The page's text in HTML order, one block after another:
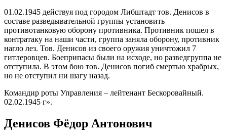
01.02.1945 действуя под городом Либштадт тов. Денисов в
составе разведывательной группы установить
противотанковую оборону противника. Противник пошел в
контратаку на наши части, группа заняла оборону, противник
нагло лез. Тов. Денисов из своего оружия уничтожил 7
гитлеровцев. Боеприпасы были на исходе, но разведгруппа не
отступила. В этом бою тов. Денисов погиб смертью храбрых,
но не отступил ни шагу назад.
Командир роты Управления – лейтенант Бескоровайный.
02.02.1945 г».
Денисов Фёдор Антонович